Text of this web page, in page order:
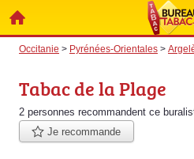
Occitanie > Pyrénées-Orientales >
Tabac de la Plage
2 personnes recommandent ce
Je recommande